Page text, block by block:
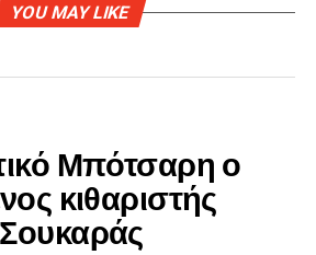
YOU MAY LIKE
Μπότσαρη ο
κιθαριστής